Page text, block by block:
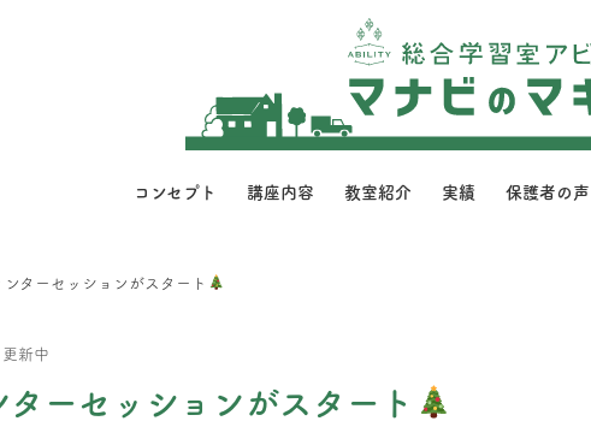
コンセプト 講座内容 教室紹介 実績 保護者の声
ンターセッションがスタート
更新中
ターセッションがスタート